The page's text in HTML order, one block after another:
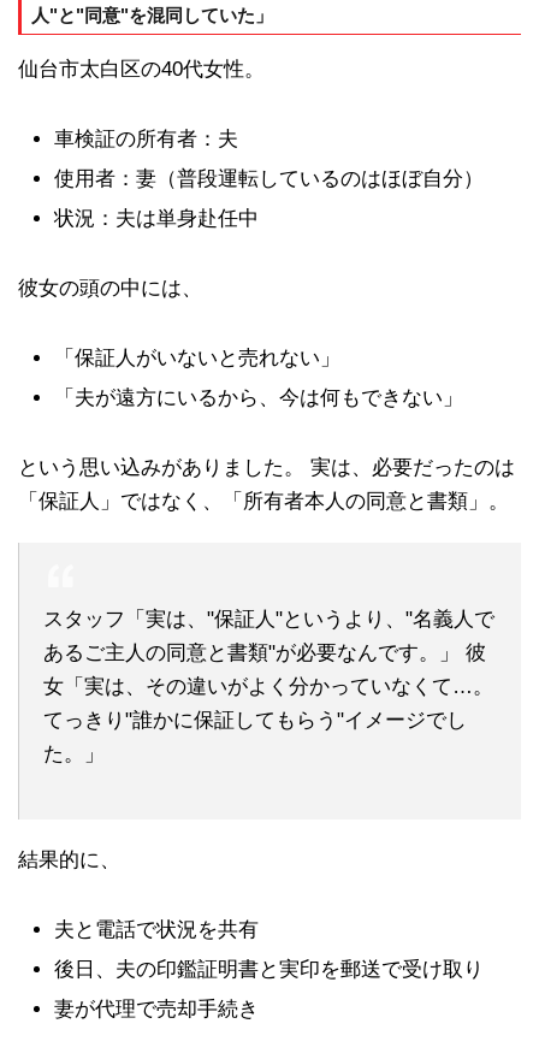
人"と"同意"を混同していた」
仙台市太白区の40代女性。
車検証の所有者：夫
使用者：妻（普段運転しているのはほぼ自分）
状況：夫は単身赴任中
彼女の頭の中には、
「保証人がいないと売れない」
「夫が遠方にいるから、今は何もできない」
という思い込みがありました。 実は、必要だったのは
「保証人」ではなく、「所有者本人の同意と書類」。
スタッフ「実は、"保証人"というより、"名義人で
あるご主人の同意と書類"が必要なんです。」 彼
女「実は、その違いがよく分かっていなくて…。
てっきり"誰かに保証してもらう"イメージでし
た。」
結果的に、
夫と電話で状況を共有
後日、夫の印鑑証明書と実印を郵送で受け取り
妻が代理で売却手続き